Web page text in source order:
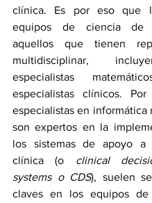
clínica. Es por eso que
equipos de ciencia de
aquellos que tienen
multidisciplinar,
especialistas
especialistas clínicos.
especialistas en informática
son expertos en la
los sistemas de apoyo a
clínica (o clinical
systems o CDS), suelen
claves en los equipos